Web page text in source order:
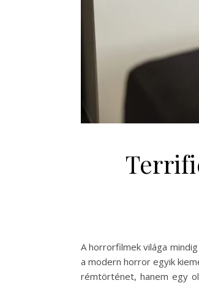
A horrorfilmek világa
a modern horror egyik
rémtörténet, hanem egy